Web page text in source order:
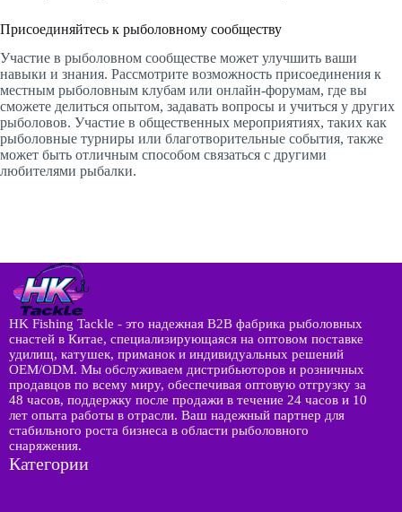
Присоединяйтесь к рыболовному сообществу
Участие в рыболовном сообществе может улучшить ваши
навыки и знания. Рассмотрите возможность присоединения к
местным рыболовным клубам или онлайн-форумам, где вы
сможете делиться опытом, задавать вопросы и учиться у других
рыболовов. Участие в общественных мероприятиях, таких как
рыболовные турниры или благотворительные события, также
может быть отличным способом связаться с другими
любителями рыбалки.
HK Fishing Tackle - это надежная B2B фабрика рыболовных
снастей в Китае, специализирующаяся на оптовом поставке
удилищ, катушек, приманок и индивидуальных решений
OEM/ODM. Мы обслуживаем дистрибьюторов и розничных
продавцов по всему миру, обеспечивая оптовую отгрузку за
48 часов, поддержку после продажи в течение 24 часов и 10
лет опыта работы в отрасли. Ваш надежный партнер для
стабильного роста бизнеса в области рыболовного
снаряжения.
Категории